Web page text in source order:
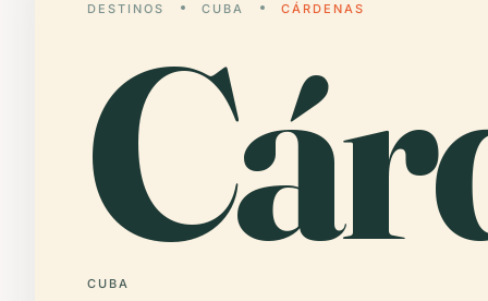
DESTINOS CUBA CÁRDENAS
CUBA